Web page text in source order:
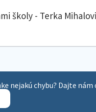
školy - Terka
nejakú chybu? Dajte nám